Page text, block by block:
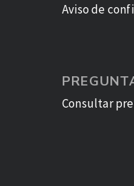
Aviso de
Consultar